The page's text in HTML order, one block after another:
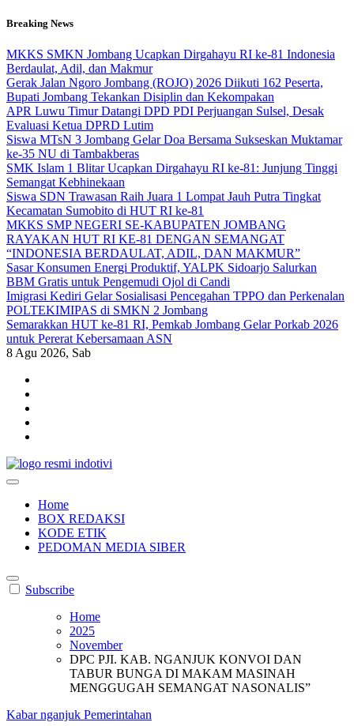
Skip
content
Breaking News
MKKS SMKN Jombang Ucapkan Dirgahayu RI ke-81 Indonesia
Berdaulat, Adil, dan Makmur
Gerak Jalan Ngoro Jombang (ROJO) 2026 Diikuti 162 Peserta,
Bupati Jombang Tekankan Disiplin dan Kekompakan
APR Luwu Timur Datangi DPD PDI Perjuangan Sulsel, Desak
Evaluasi Ketua DPRD Lutim
Siswa MTsN 3 Jombang Gelar Doa Bersama Sukseskan Muktamar
ke-35 NU di Tambakberas
SMK Islam 1 Blitar Ucapkan Dirgahayu RI ke-81: Junjung Tinggi
Semangat Kebhinekaan
Siswa SDN Trawasan Raih Juara 1 Lompat Jauh Putra Tingkat
Kecamatan Sumobito di HUT RI ke-81
MKKS SMP NEGERI SE-KABUPATEN JOMBANG
RAYAKAN HUT RI KE-81 DENGAN SEMANGAT
“INDONESIA BERDAULAT, ADIL, DAN MAKMUR”
Sasar Konsumen Energi Produktif, YALPK Sidoarjo Salurkan
BBM Gratis untuk Pengemudi Ojol di Candi
Imigrasi Kediri Gelar Sosialisasi Pencegahan TPPO dan Perkenalan
POLTEKIMIPAS di SMKN 2 Jombang
Semarakkan HUT ke-81 RI, Pemkab Jombang Gelar Porkab 2026
untuk Pererat Kebersamaan ASN
8 Agu 2026, Sab
Home
BOX REDAKSI
KODE ETIK
PEDOMAN MEDIA SIBER
Subscribe
Home
2025
November
DPC PJI. KAB. NGANJUK KONVOI DAN
TABUR BUNGA DI MAKAM MASINAH
MENGGUGAH SEMANGAT NASONALIS”
Kabar nganjuk Pemerintahan